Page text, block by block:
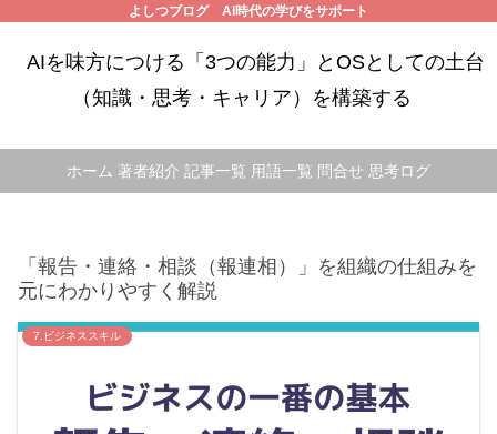
よしつブログ AI時代の学びをサポート
AIを味方につける「3つの能力」とOSとしての土台
（知識・思考・キャリア）を構築する
ホーム 著者紹介 記事一覧 用語一覧 問合せ 思考ログ
「報告・連絡・相談（報連相）」を組織の仕組みを
元にわかりやすく解説
7.ビジネススキル